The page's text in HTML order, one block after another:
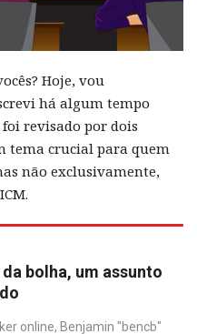
Hoje, vou
há algum tempo
revisado por dois
tema crucial para quem
não exclusivamente,
bolha, um assunto
online, Benjamin "bencb"